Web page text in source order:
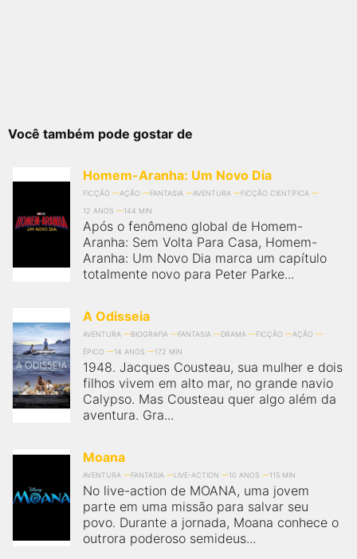
Você também pode gostar de
Homem-Aranha: Um Novo Dia
FICÇÃO AÇÃO FANTASIA AVENTURA
FICÇÃO CIENTÍFICA
12 ANOS
144 MIN
Após o fenômeno global de Homem-
Aranha: Sem Volta Para Casa, Homem-
Aranha: Um Novo Dia marca um capítulo
totalmente novo para Peter Parke...
A Odisseia
AVENTURA BIOGRAFIA FANTASIA DRAMA FICÇÃO
AÇÃO
ÉPICO
14 ANOS 172 MIN
1948. Jacques Cousteau, sua mulher e dois
filhos vivem em alto mar, no grande navio
Calypso. Mas Cousteau quer algo além da
aventura. Gra...
Moana
AVENTURA FANTASIA LIVE-ACTION 10 ANOS 115 MIN
No live-action de MOANA, uma jovem
parte em uma missão para salvar seu
povo. Durante a jornada, Moana conhece o
outrora poderoso semideus...